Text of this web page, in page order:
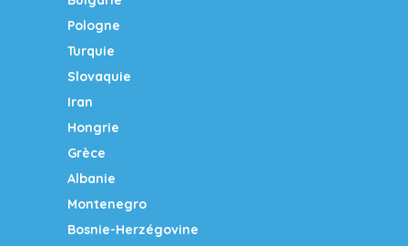
Pologne
Turquie
Slovaquie
Iran
Hongrie
Grèce
Albanie
Montenegro
Bosnie-Herzégovine